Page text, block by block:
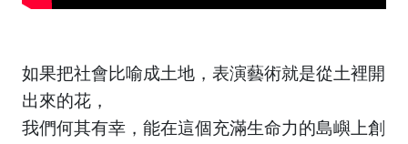
如果把社會比喻成土地，表演藝術就是從土裡開
出來的花，
我們何其有幸，能在這個充滿生命力的島嶼上創